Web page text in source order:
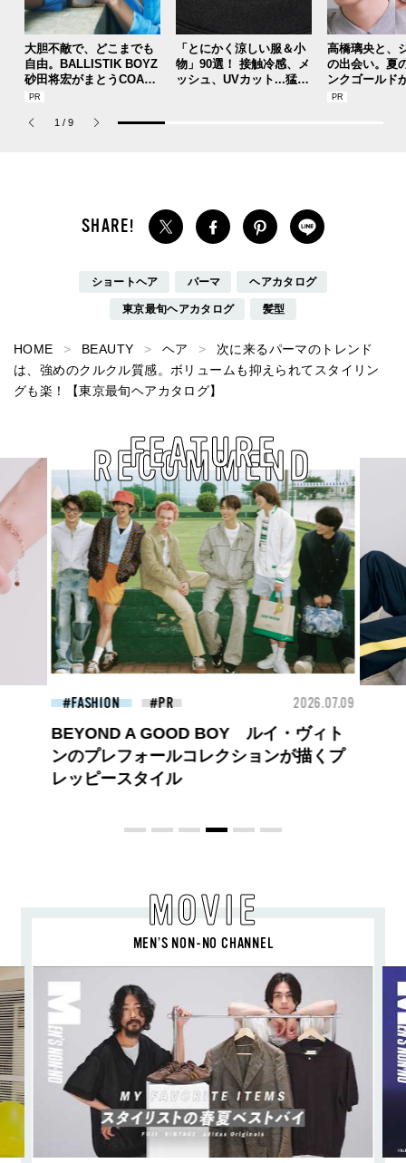
大胆不敵で、どこまでも
自由。BALLISTIK BOYZ
砂田将宏がまとうCOACH
の新作フレグランス「コ
パルファム」
「とにかく涼しい服＆小
物」90選！ 接触冷感、メ
ッシュ、UVカット...猛暑
高橋璃央と、
の出会い。夏
ンクゴールド
SUMMER
1 / 9
ショートヘア パーマ ヘアカタログ
東京最旬ヘアカタログ 髪型
HOME BEAUTY ヘア
次に来るパーマのトレンド
は、強めのクルクル質感。ボリュームも抑えられてスタイリン
グも楽！【東京最旬ヘアカタログ】
RECOMMEND
FEATURE
FASHION 2026.07.09
ロエベの新しい世界へようこそ。大胆な
コントラストとレイヤードの先に。装う
喜び、明るいスピリット
MOVIE
MEN’S NON-NO CHANNEL